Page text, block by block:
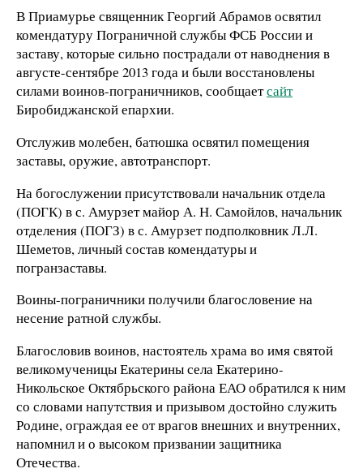
В Приамурье священник Георгий Абрамов освятил
комендатуру Пограничной службы ФСБ России и
заставу, которые сильно пострадали от наводнения в
августе-сентябре 2013 года и были восстановлены
силами воинов-пограничников, сообщаетсайт
Биробиджанской епархии.
Отслужив молебен, батюшка освятил помещения
заставы, оружие, автотранспорт.
На богослужении присутствовали начальник отдела
(ПОГК) в с. Амурзет майор А. Н. Самойлов, начальник
отделения (ПОГЗ) в с. Амурзет подполковник Л.Л.
Шеметов, личный состав комендатуры и
погранзаставы.
Воины-пограничники получили благословение на
несение ратной службы.
Благословив воинов,настоятель храма во имя святой
великомученицы Екатерины села Екатерино-
Никольское Октябрьского района ЕАОобратился к ним
со словами напутствия и призывом достойно служить
Родине, ограждая ее от врагов внешних и внутренних,
напомнил и о высоком призвании защитника
Отечества.